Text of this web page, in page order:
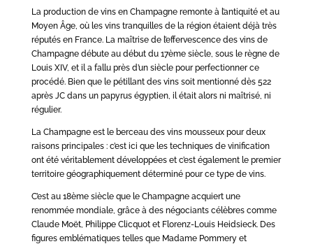
La production de vins en Champagne remonte à l’antiquité et au
Moyen Âge, où les vins tranquilles de la région étaient déjà très
réputés en France. La maîtrise de l’effervescence des vins de
Champagne débute au début du 17ème siècle, sous le règne de
Louis XIV, et il a fallu près d’un siècle pour perfectionner ce
procédé. Bien que le pétillant des vins soit mentionné dès 522
après JC dans un papyrus égyptien, il était alors ni maîtrisé, ni
régulier.
La Champagne est le berceau des vins mousseux pour deux
raisons principales : c’est ici que les techniques de vinification
ont été véritablement développées et c’est également le premier
territoire géographiquement déterminé pour ce type de vins.
C’est au 18ème siècle que le Champagne acquiert une
renommée mondiale, grâce à des négociants célèbres comme
Claude Moët, Philippe Clicquot et Florenz-Louis Heidsieck. Des
figures emblématiques telles que Madame Pommery et